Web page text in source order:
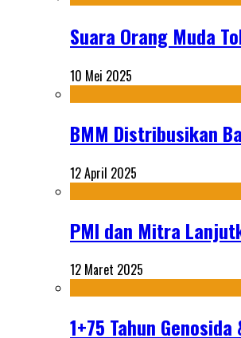
Suara Orang Muda
10 Mei 2025
BMM Distribusikan
12 April 2025
PMI dan Mitra
12 Maret 2025
1+75 Tahun